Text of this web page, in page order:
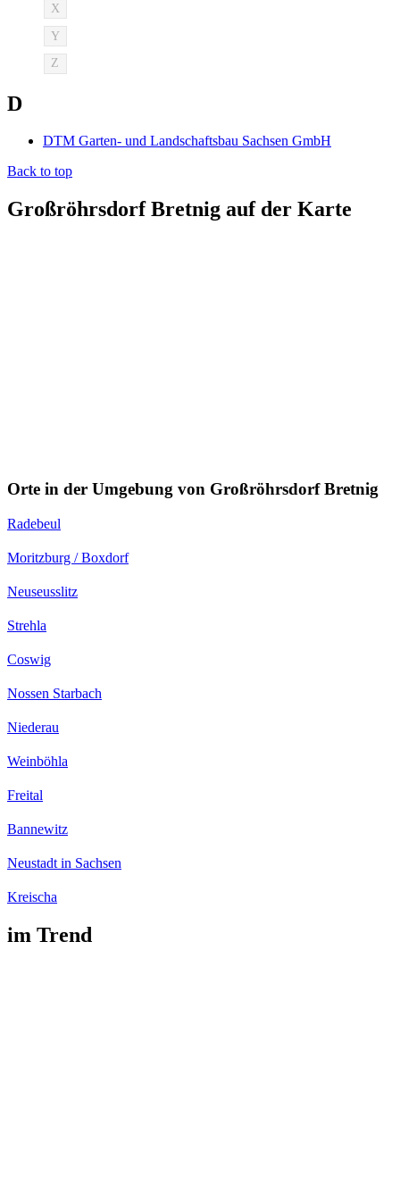
X
Y
Z
D
DTM Garten- und Landschaftsbau Sachsen GmbH
Back to top
Großröhrsdorf Bretnig auf der Karte
Orte in der Umgebung von Großröhrsdorf Bretnig
Radebeul
Moritzburg / Boxdorf
Neuseusslitz
Strehla
Coswig
Nossen Starbach
Niederau
Weinböhla
Freital
Bannewitz
Neustadt in Sachsen
Kreischa
im Trend